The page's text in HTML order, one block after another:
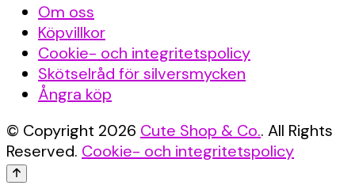
Om oss
Köpvillkor
Cookie- och integritetspolicy
Skötselråd för silversmycken
Ångra köp
© Copyright 2026 Cute Shop & Co.. All Rights
Reserved. Cookie- och integritetspolicy